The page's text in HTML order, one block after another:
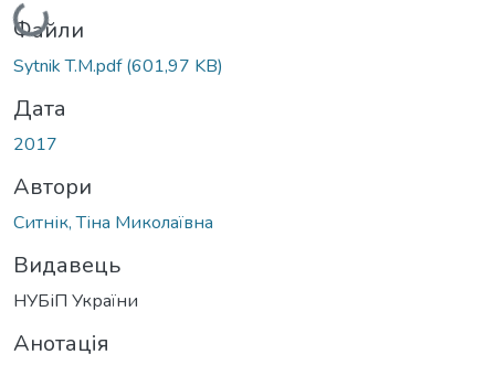
Вантажиться...
Файли
Sytnik T.M.pdf(601,97 KB)
Дата
2017
Автори
Ситнік, Тіна Миколаївна
Видавець
НУБіП України
Анотація